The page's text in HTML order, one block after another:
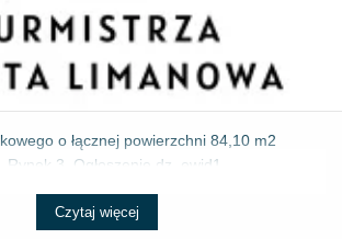
o łącznej powierzchni 84,10 m2
3. Ogłoszenie dz. ewid1 ...
Czytaj więcej